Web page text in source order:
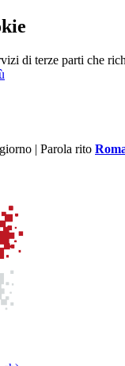
di terze parti che
| Parola rito